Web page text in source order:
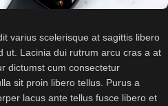
varius scelerisque at sagittis libero
ut. Lacinia dui rutrum arcu cras a at
dictumst cum consectetur
sit proin libero tellus. Purus a
lacus ante tellus fusce libero et